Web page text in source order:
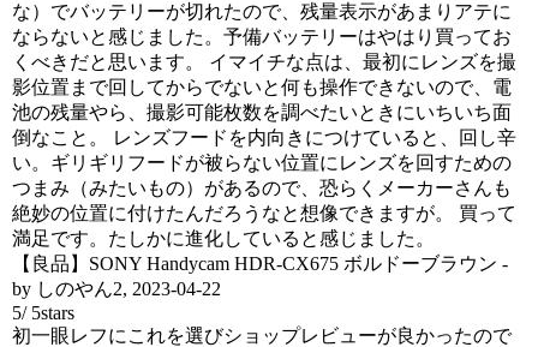
な）でバッテリーが切れたので、残量表示があまりアテに
ならないと感じました。予備バッテリーはやはり買ってお
くべきだと思います。 イマイチな点は、最初にレンズを撮
影位置まで回してからでないと何も操作できないので、電
池の残量やら、撮影可能枚数を調べたいときにいちいち面
倒なこと。 レンズフードを内向きにつけていると、回し辛
い。ギリギリフードが被らない位置にレンズを回すための
つまみ（みたいもの）があるので、恐らくメーカーさんも
絶妙の位置に付けたんだろうなと想像できますが。 買って
満足です。たしかに進化していると感じました。
【良品】SONY Handycam HDR-CX675 ボルドーブラウン -
by しのやん2, 2023-04-22
5/ 5stars
初一眼レフにこれを選びショップレビューが良かったので